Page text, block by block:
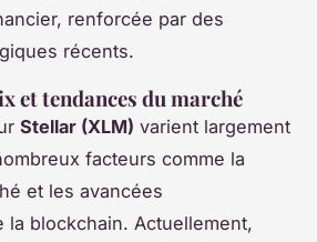
renforcée par des
récents.
et tendances du marché
Stellar (XLM) varient largement
facteurs comme la
et les avancées
la blockchain. Actuellement,